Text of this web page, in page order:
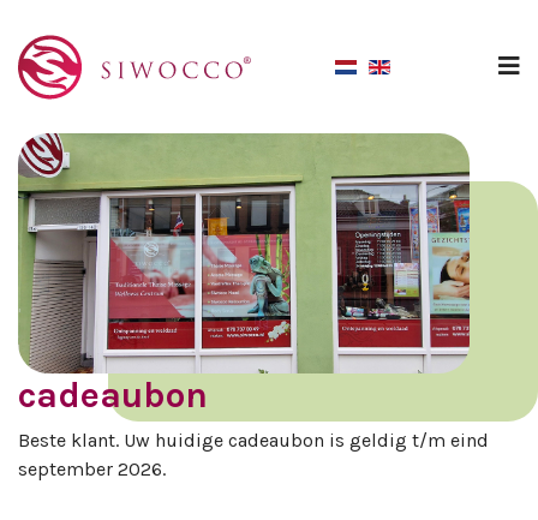
cadeaubon
Beste klant. Uw huidige cadeaubon is geldig t/m eind
september 2026.